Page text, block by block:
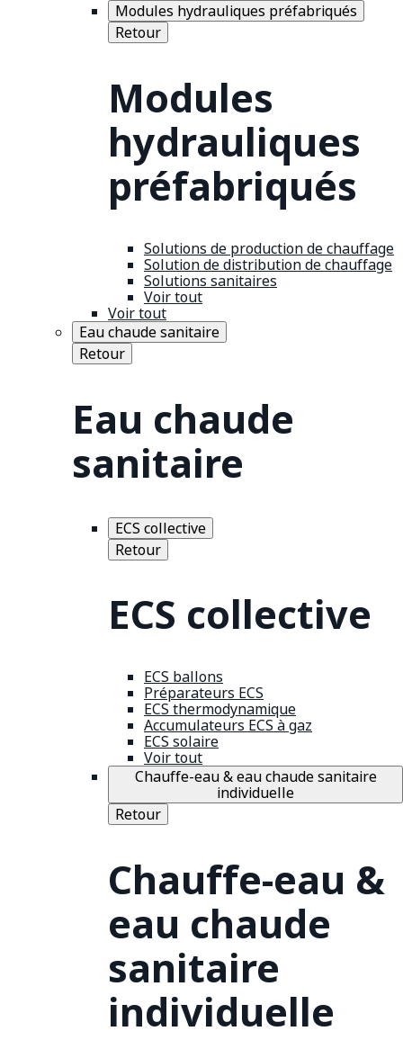
Modules hydrauliques préfabriqués
Retour
Modules
hydrauliques
préfabriqués
Solutions de production de chauffage
Solution de distribution de chauffage
Solutions sanitaires
Voir tout
Voir tout
Eau chaude sanitaire
Retour
Eau chaude
sanitaire
ECS collective
Retour
ECS collective
ECS ballons
Préparateurs ECS
ECS thermodynamique
Accumulateurs ECS à gaz
ECS solaire
Voir tout
Chauffe-eau & eau chaude sanitaire
individuelle
Retour
Chauffe-eau &
eau chaude
sanitaire
individuelle